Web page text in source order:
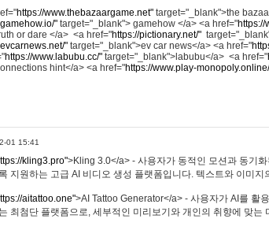
https://www.thebazaargame.net" target="_blank">the
" target="_blank"> gamehow </a> <a href="https://
or dare </a> <a href="https://pictionary.net/"
" target="_blank">ev car news</a> <a href="
https://www.labubu.cc/" target="_blank">labubu</a> <a href="
hint</a> <a href="https://www.play-
01 15:41
kling3.pro">Kling 3.0</a> - 사용자가 동적인 모션과 동기
지원하는 고급 AI 비디오 생성 플랫폼입니다. 텍스트와 이미
aitattoo.one">AI Tattoo Generator</a> - 사용자가 AI를 활
최첨단 플랫폼으로, 세부적인 미리보기와 개인의 취향에 맞는